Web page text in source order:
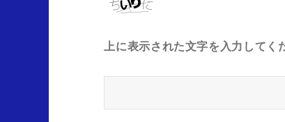
上に表示された文字を入力してく